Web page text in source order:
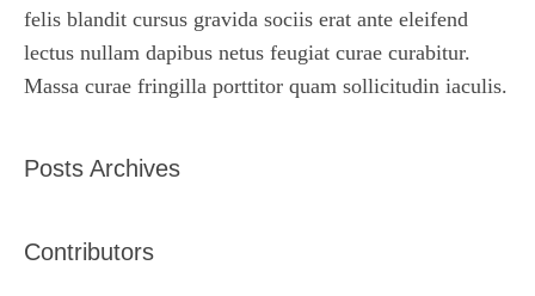
felis blandit cursus gravida sociis erat ante eleifend
lectus nullam dapibus netus feugiat curae curabitur.
Massa curae fringilla porttitor quam sollicitudin iaculis.
Posts Archives
Contributors